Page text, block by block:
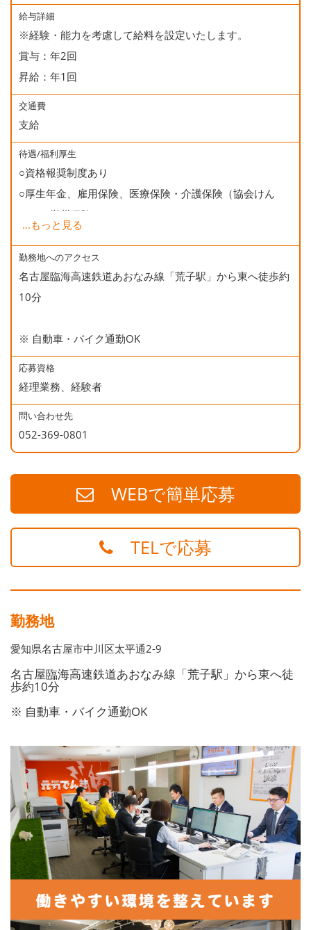
給与詳細
※経験・能力を考慮して給料を設定いたします。
賞与：年2回
昇給：年1回
交通費
支給
待遇/福利厚生
○資格報奨制度あり
○厚生年金、雇用保険、医療保険・介護保険（協会けん
ぽ）、労災保険
○健康診断
○誕生日会
...もっと見る
勤務地へのアクセス
名古屋臨海高速鉄道あおなみ線「荒子駅」から東へ徒歩約
10分
※ 自動車・バイク通勤OK
応募資格
経理業務、経験者
問い合わせ先
052-369-0801
WEBで簡単応募
TELで応募
勤務地
愛知県名古屋市中川区太平通2-9
名古屋臨海高速鉄道あおなみ線「荒子駅」から東へ徒
歩約10分
※ 自動車・バイク通勤OK